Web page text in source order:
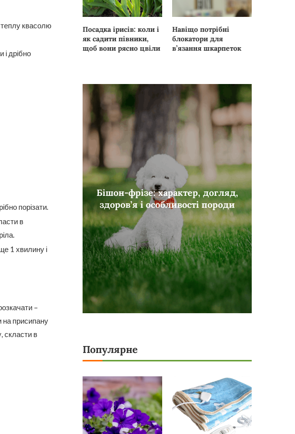
теплу квасолю
і дрібно
порізати.
в
1 хвилину і
–
на присипану
скласти в
Посадка ірисів: коли і
як садити півники,
щоб вони рясно цвіли
Навіщо потрібні
блокатори для
в’язання шкарпеток
Бішон-фрізе: характер, догляд,
здоров’я і особливості породи
Популярне